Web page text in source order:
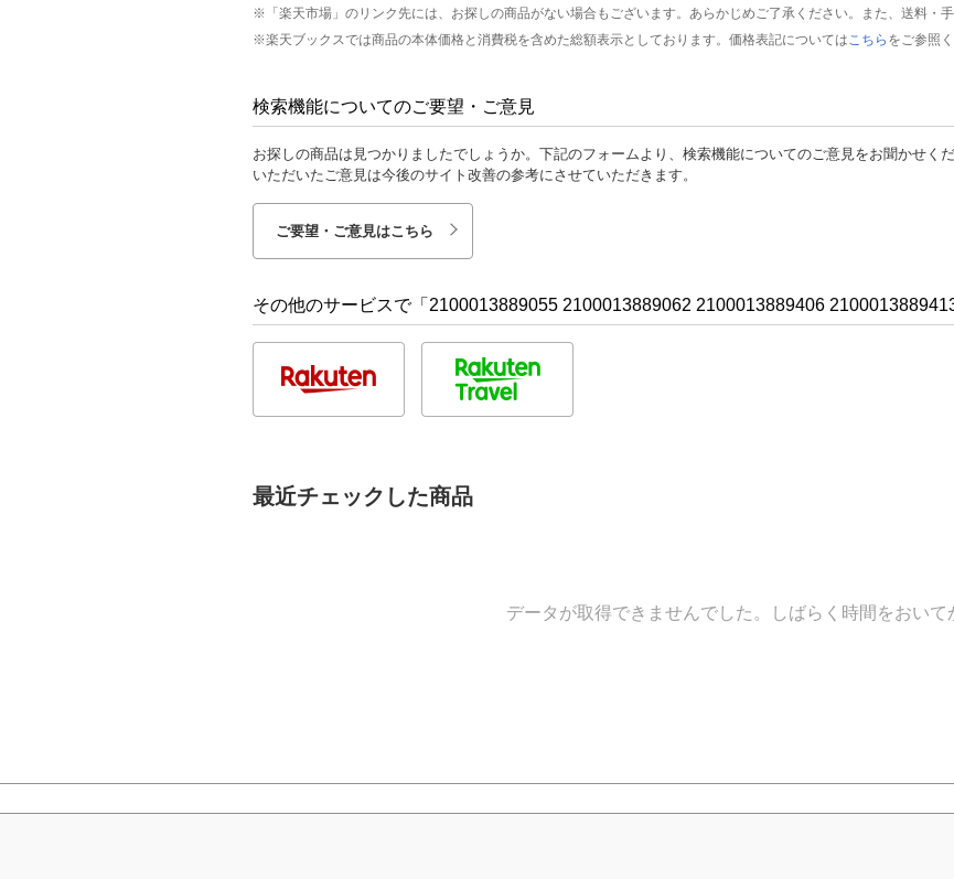
※「楽天市場」のリンク先には、お探しの商品がない場合もございます。あらかじめご了承ください。また、送料・
※楽天ブックスでは商品の本体価格と消費税を含めた総額表示としております。価格表記については こちら をご参照く
検索機能についてのご要望・ご意見
お探しの商品は見つかりましたでしょうか。下記のフォームより、検索機能についてのご意見をお聞かせくだ
いただいたご意見は今後のサイト改善の参考にさせていただきます。
ご要望・ご意見はこちら
その他のサービスで「2100013889055 2100013889062 2100013889406
最近チェックした商品
データが取得できませんでした。しばらく時間をおいて